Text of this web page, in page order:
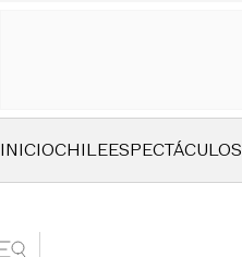
INICIOCHILEESPECTÁCULOS